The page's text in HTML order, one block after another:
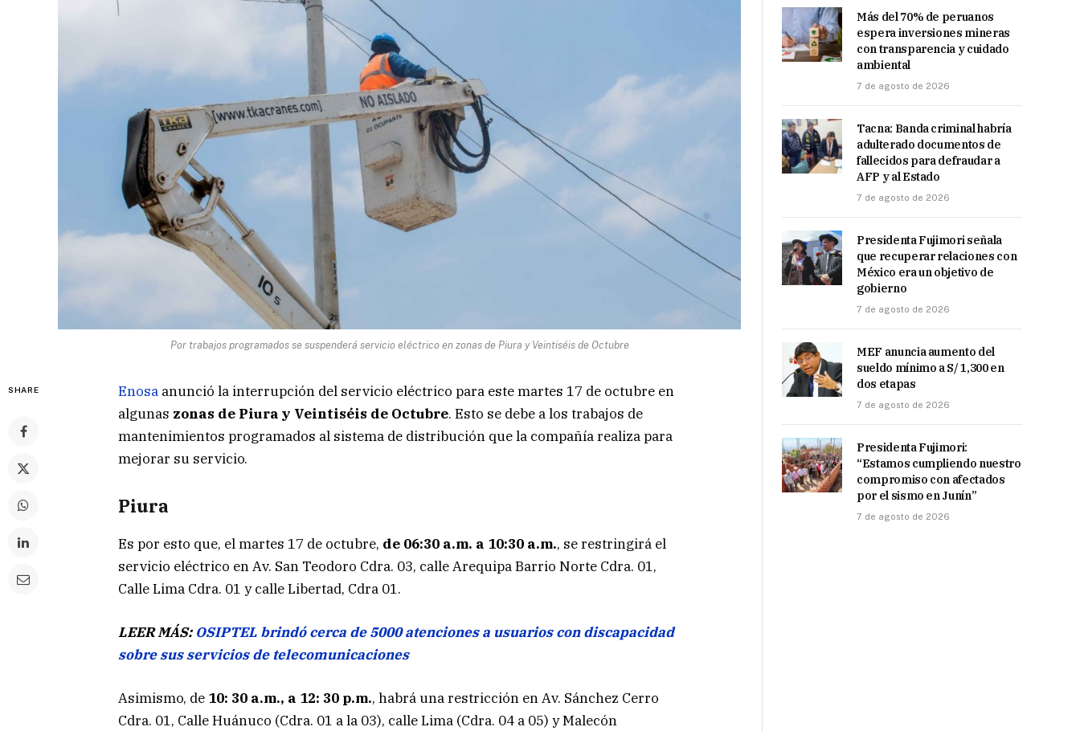
Por trabajos programados se suspenderá servicio eléctrico en zonas de Piura y Veintiséis de Octubre
SHARE Enosa anunció la interrupción del servicio eléctrico para este martes 17 de octubre en
algunas zonas de Piura y Veintiséis de Octubre. Esto se debe a los trabajos de
mantenimientos programados al sistema de distribución que la compañía realiza para
mejorar su servicio.
Piura
Es por esto que, el martes 17 de octubre, de 06:30 a.m. a 10:30 a.m., se restringirá el
servicio eléctrico en Av. San Teodoro Cdra. 03, calle Arequipa Barrio Norte Cdra. 01,
Calle Lima Cdra. 01 y calle Libertad, Cdra 01.
LEER MÁS: OSIPTEL brindó cerca de 5000 atenciones a usuarios con discapacidad
sobre sus servicios de telecomunicaciones
Asimismo, de 10: 30 a.m., a 12: 30 p.m., habrá una restricción en Av. Sánchez Cerro
Cdra. 01, Calle Huánuco (Cdra. 01 a la 03), calle Lima (Cdra. 04 a 05) y Malecón
Más del 70% de peruanos
espera inversiones mineras
con transparencia y cuidado
ambiental
7 de agosto de 2026
Tacna: Banda criminal habría
adulterado documentos de
fallecidos para defraudar a
AFP y al Estado
7 de agosto de 2026
Presidenta Fujimori señala
que recuperar relaciones con
México era un objetivo de
gobierno
7 de agosto de 2026
MEF anuncia aumento del
sueldo mínimo a S/ 1,300 en
dos etapas
7 de agosto de 2026
Presidenta Fujimori:
“Estamos cumpliendo nuestro
compromiso con afectados
por el sismo en Junín”
7 de agosto de 2026